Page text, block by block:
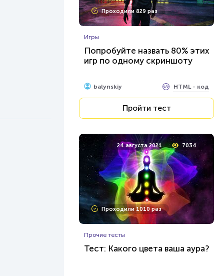
Проходили 829 раз
Игры
Попробуйте назвать 80% этих
игр по одному скриншоту
balynskiy HTML - код
Пройти тест
24 августа 2021 7034
Проходили 1010 раз
Прочие тесты
Тест: Какого цвета ваша аура?